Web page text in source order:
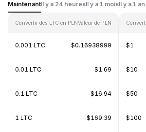
MaintenantIl y a 24 heuresIl y a 1 moisIl y a 1 an
Convertir des LTC en PLNValeur de PLN
0.001 LTC $0.16938999
0.01 LTC $1.69
0.1 LTC $16.94
1 LTC $169.39
$1
$10
$50
$100